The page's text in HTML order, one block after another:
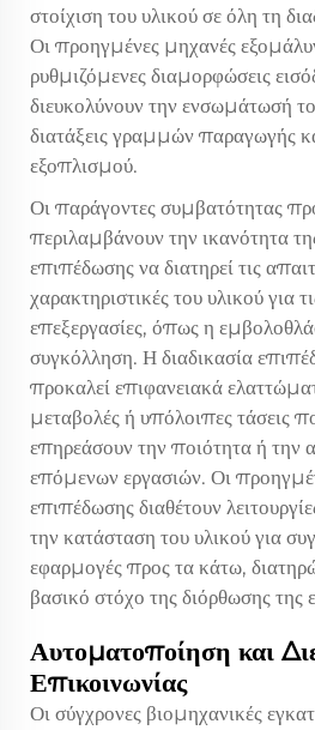
στοίχιση του υλικού σε όλη τη
Οι προηγμένες μηχανές
ρυθμιζόμενες διαμορφώσεις
διευκολύνουν την ενσωμάτωσή
διατάξεις γραμμών παραγωγής
εξοπλισμού.
Οι παράγοντες συμβατότητας
περιλαμβάνουν την ικανότητα
επιπέδωσης να διατηρεί τις
χαρακτηριστικές του υλικού για
επεξεργασίες, όπως η
συγκόλληση. Η διαδικασία
προκαλεί επιφανειακά
μεταβολές ή υπόλοιπες τάσεις
επηρεάσουν την ποιότητα ή την
επόμενων εργασιών. Οι
επιπέδωσης διαθέτουν
την κατάσταση του υλικού για
εφαρμογές προς τα κάτω,
βασικό στόχο της διόρθωσης της
Αυτοματοποίηση και
Επικοινωνίας
Οι σύγχρονες βιομηχανικές